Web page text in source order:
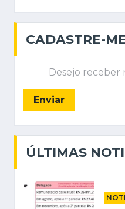
CADASTRE-
Desejo receber
Enviar
ÚLTIMAS